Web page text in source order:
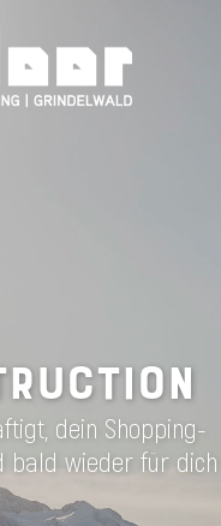
dein Shopping-
bald wieder für dich